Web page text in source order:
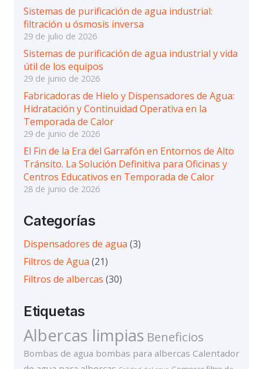
Sistemas de purificación de agua industrial:
filtración u ósmosis inversa
29 de julio de 2026
Sistemas de purificación de agua industrial y vida
útil de los equipos
29 de junio de 2026
Fabricadoras de Hielo y Dispensadores de Agua:
Hidratación y Continuidad Operativa en la
Temporada de Calor
29 de junio de 2026
El Fin de la Era del Garrafón en Entornos de Alto
Tránsito. La Solución Definitiva para Oficinas y
Centros Educativos en Temporada de Calor
28 de junio de 2026
Categorías
Dispensadores de agua (3)
Filtros de Agua (21)
Filtros de albercas (30)
Etiquetas
Albercas limpias Beneficios
Bombas de agua bombas para albercas Calentador